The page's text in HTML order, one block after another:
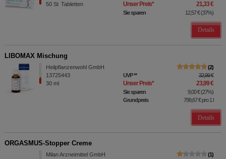
50 St Tabletten Unser Preis* 21,33 €
Sie sparen 12,57 €(37%)
Details
LIBOMAX Mischung
Heilpflanzenwohl GmbH
13725443
30 ml
2
UVP** 32,99 €
Unser Preis* 23,99 €
Sie sparen 9,00 €(27%)
Grundpreis
799,67 €pro 1 l
Details
ORGASMUS-Stopper Creme
Milan Arzneimittel GmbH
1